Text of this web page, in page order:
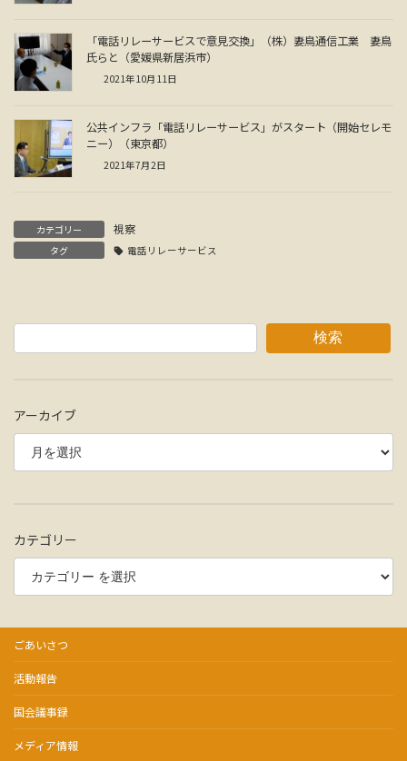
「電話リレーサービスで意見交換」（株）妻鳥通信工業 妻鳥
氏らと（愛媛県新居浜市）
2021年10月11日
公共インフラ「電話リレーサービス」がスタート（開始セレモ
ニー）（東京都）
2021年7月2日
カテゴリー 視察
タグ 電話リレーサービス
検索
アーカイブ
カテゴリー
ごあいさつ
活動報告
国会議事録
メディア情報